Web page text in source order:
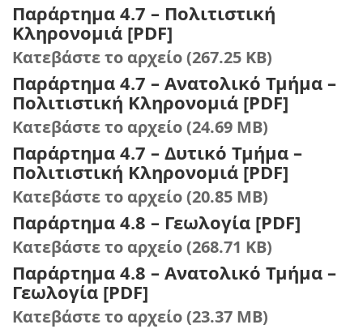
Παράρτημα 4.7 – Πολιτιστική
Κληρονομιά [PDF]
Κατεβάστε το αρχείο (267.25 KB)
Παράρτημα 4.7 – Ανατολικό Τμήμα –
Πολιτιστική Κληρονομιά [PDF]
Κατεβάστε το αρχείο (24.69 MB)
Παράρτημα 4.7 – Δυτικό Τμήμα –
Πολιτιστική Κληρονομιά [PDF]
Κατεβάστε το αρχείο (20.85 MB)
Παράρτημα 4.8 – Γεωλογία [PDF]
Κατεβάστε το αρχείο (268.71 KB)
Παράρτημα 4.8 – Ανατολικό Τμήμα –
Γεωλογία [PDF]
Κατεβάστε το αρχείο (23.37 MB)